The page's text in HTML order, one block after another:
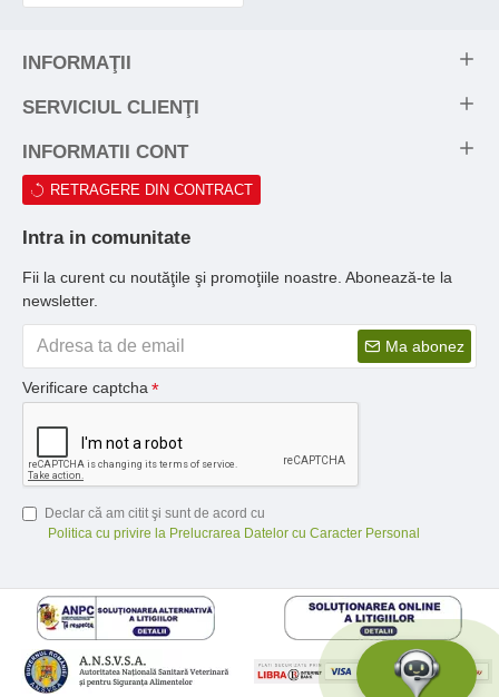
INFORMAŢII
SERVICIUL CLIENŢI
INFORMATII CONT
RETRAGERE DIN CONTRACT
Intra in comunitate
Fii la curent cu noutăţile şi promoţiile noastre. Abonează-te la
newsletter.
Ma abonez
Verificare captcha
Declar că am citit şi sunt de acord cu
Politica cu privire la Prelucrarea Datelor cu Caracter Personal